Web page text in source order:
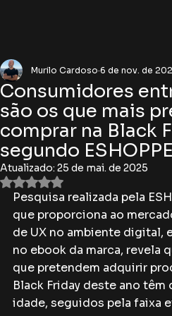
Consumidores
são os que mais
comprar na Black
segundo
Murilo Cardoso 6 de nov. de
Atualizado: 25 de mai. de 2025
Avaliado com NaN de 5 estrelas.
Pesquisa realizada pela
que proporciona ao
de UX no ambiente digital,
no ebook da marca, revela
que pretendem adquirir
Black Friday deste ano têm
idade, seguidos pela faixa